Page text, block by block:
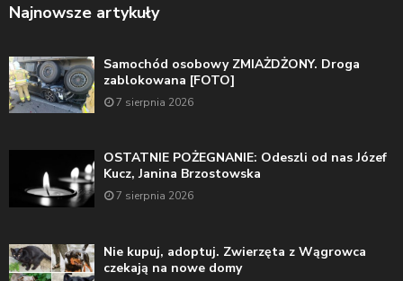
Najnowsze artykuły
Samochód osobowy ZMIAŻDŻONY. Droga
zablokowana [FOTO]
7 sierpnia 2026
OSTATNIE POŻEGNANIE: Odeszli od nas Józef
Kucz, Janina Brzostowska
7 sierpnia 2026
Nie kupuj, adoptuj. Zwierzęta z Wągrowca
czekają na nowe domy